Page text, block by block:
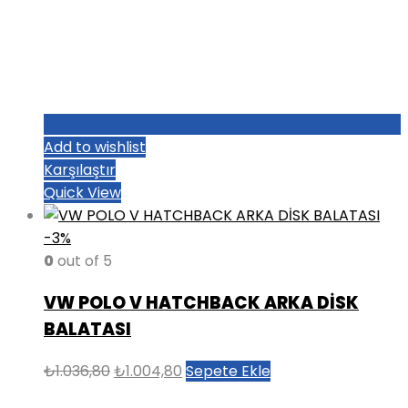
Add to wishlist
Karşılaştır
Quick View
-3%
0 out of 5
VW POLO V HATCHBACK ARKA DİSK
BALATASI
₺1.036,80Orijinal
₺1.004,80 Şu
Sepete Ekle